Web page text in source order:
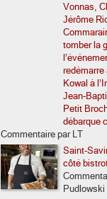
Vonnas,
Jérôme
tomber la
Kowal à
Jean-
Petit
débarque
Commentaire par LT
Saint-
côté
Pudlowski